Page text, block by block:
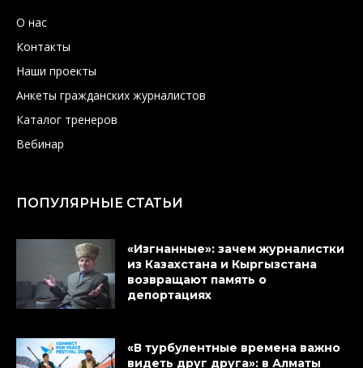
О нас
Контакты
Наши проекты
Анкеты гражданских журналистов
Каталог тренеров
Вебинар
ПОПУЛЯРНЫЕ СТАТЬИ
«Изгнанные»: зачем журналистки
из Казахстана и Кыргызстана
возвращают память о
депортациях
«В турбулентные времена важно
видеть друг друга»: в Алматы